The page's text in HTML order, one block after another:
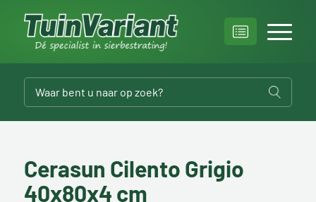
Cerasun Cilento Grigio
40x80x4 cm